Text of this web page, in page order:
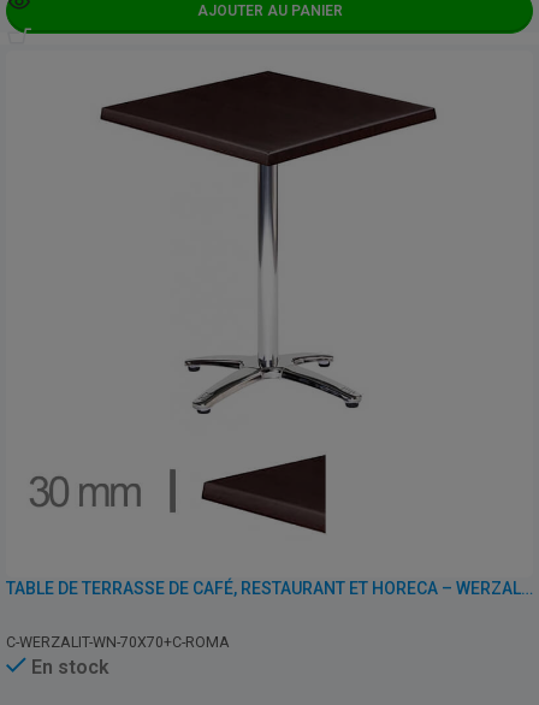
AJOUTER AU PANIER
TABLE DE TERRASSE DE CAFÉ, RESTAURANT ET HORECA – WERZALIT WENGÉ – 70×70 CM
C-WERZALIT-WN-70X70+C-ROMA
En stock